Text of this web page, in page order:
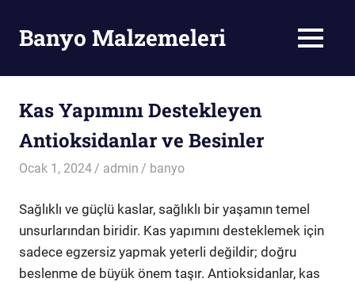
contentBanyo Malzemeleri MENU
Kas Yapımını Destekleyen
Antioksidanlar ve Besinler
Ocak 1, 2024 admin banyo
Sağlıklı ve güçlü kaslar, sağlıklı bir yaşamın temel
unsurlarından biridir. Kas yapımını desteklemek için
sadece egzersiz yapmak yeterli değildir; doğru
beslenme de büyük önem taşır. Antioksidanlar, kas